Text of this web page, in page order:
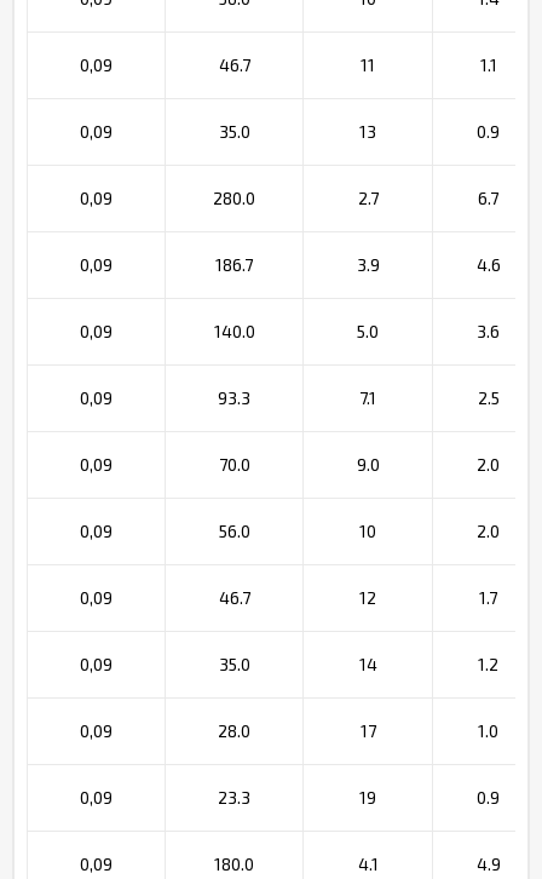
0,09 46.7 11 1.1
0,09 35.0 13 0.9
0,09 280.0 2.7 6.7
0,09 186.7 3.9 4.6
0,09 140.0 5.0 3.6
0,09 93.3 7.1 2.5
0,09 70.0 9.0 2.0
0,09 56.0 10 2.0
0,09 46.7 12 1.7
0,09 35.0 14 1.2
0,09 28.0 17 1.0
0,09 23.3 19 0.9
0,09 180.0 4.1 4.9